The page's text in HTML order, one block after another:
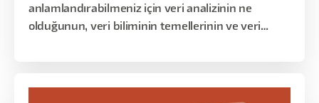
anlamlandırabilmeniz için veri analizinin ne
olduğunun, veri biliminin temellerinin ve veri